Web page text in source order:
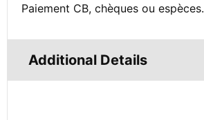
Paiement CB, chèques ou espèces.
Additional Details